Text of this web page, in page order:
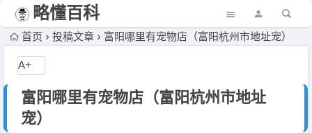
略懂百科
首页 投稿文章 富阳哪里有宠物店（富阳杭州市地址宠）
富阳哪里有宠物店（富阳杭州市地址
宠）
A+